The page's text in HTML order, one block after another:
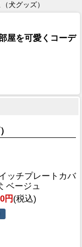
犬グッズ）
屋を可愛くコーデ
ッチプレートカバ
ベージュ
円 (税込)